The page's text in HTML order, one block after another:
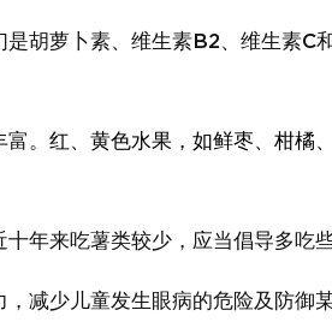
是胡萝卜素、维生素B2、维生素C
。 红、黄色水果，如鲜枣、柑橘
年来吃薯类较少，应当倡导多吃些
减少儿童发生眼病的危险及防御